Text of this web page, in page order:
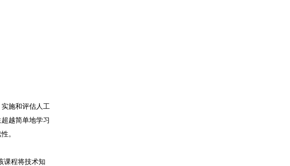
施和评估人工
越简单地学习
。
课程将技术知